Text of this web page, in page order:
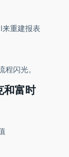
来重建报表
闪光。
和富时